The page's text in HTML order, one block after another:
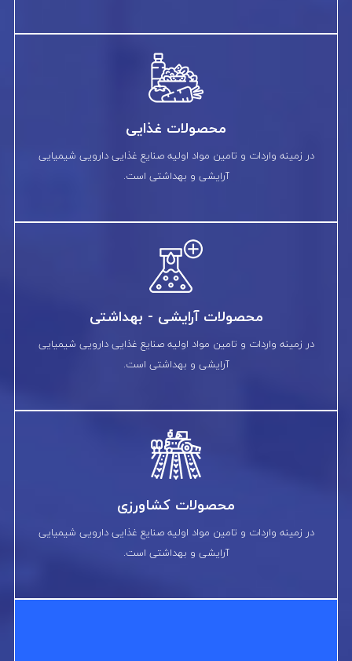
محصولات غذایی
در زمینه واردات و تامین مواد اولیه صنایع غذایی دارویی شیمیایی
آرایشی و بهداشتی است.
محصولات آرایشی - بهداشتی
در زمینه واردات و تامین مواد اولیه صنایع غذایی دارویی شیمیایی
آرایشی و بهداشتی است.
محصولات کشاورزی
در زمینه واردات و تامین مواد اولیه صنایع غذایی دارویی شیمیایی
آرایشی و بهداشتی است.